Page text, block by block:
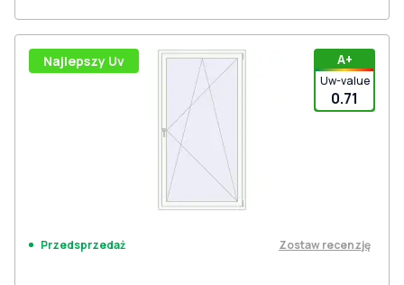
А+
Uw-value
0.71
Najlepszy Uv
Przedsprzedaż Zostaw recenzję